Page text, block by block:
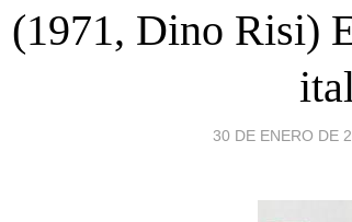
(1971, Dino Risi)
30 DE ENERO DE